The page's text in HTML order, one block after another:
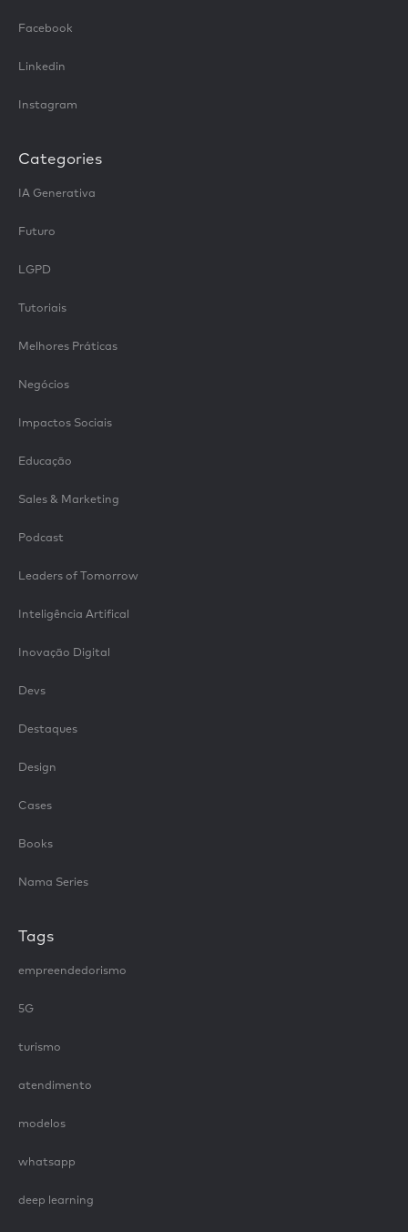
Facebook
Linkedin
Instagram
Categories
IA Generativa
Futuro
LGPD
Tutoriais
Melhores Práticas
Negócios
Impactos Sociais
Educação
Sales & Marketing
Podcast
Leaders of Tomorrow
Inteligência Artifical
Inovação Digital
Devs
Destaques
Design
Cases
Books
Nama Series
Tags
empreendedorismo
5G
turismo
atendimento
modelos
whatsapp
deep learning